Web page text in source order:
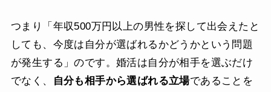
つまり「年収500万円以上の男性を探して出会えたと
しても、今度は自分が選ばれるかどうかという問題
が発生する」のです。婚活は自分が相手を選ぶだけ
でなく、
自分も相手から選ばれる立場であることを